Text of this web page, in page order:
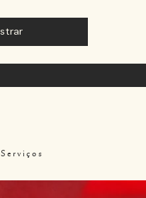
Serviços